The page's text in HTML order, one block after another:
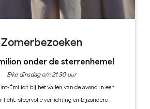
ERFGOED
Nationale Raad van Bloeiende Steden
twee bloemen toe aan de stad
van bloeiende steden en dorpen.
dan 11 km aan rivieren, waaronder
Zomerbezoeken
onder de sterrenhemel
Elke dinsdag om 21.30 uur
Émilion bij het vallen van de avond in een
licht: sfeervolle verlichting en bijzondere